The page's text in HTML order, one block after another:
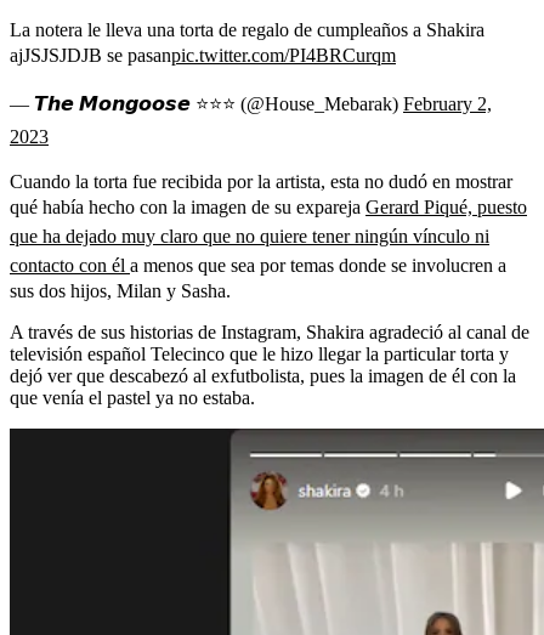
La notera le lleva una torta de regalo de cumpleaños a Shakira
ajJSJSJDJB se pasanpic.twitter.com/PI4BRCurqm
— 𝙏𝙝𝙚 𝙈𝙤𝙣𝙜𝙤𝙤𝙨𝙚 ⭐⭐⭐ (@House_Mebarak) February 2,
2023
Cuando la torta fue recibida por la artista, esta no dudó en mostrar
qué había hecho con la imagen de su expareja Gerard Piqué, puesto
que ha dejado muy claro que no quiere tener ningún vínculo ni
contacto con él a menos que sea por temas donde se involucren a
sus dos hijos, Milan y Sasha.
A través de sus historias de Instagram, Shakira agradeció al canal de
televisión español Telecinco que le hizo llegar la particular torta y
dejó ver que descabezó al exfutbolista, pues la imagen de él con la
que venía el pastel ya no estaba.